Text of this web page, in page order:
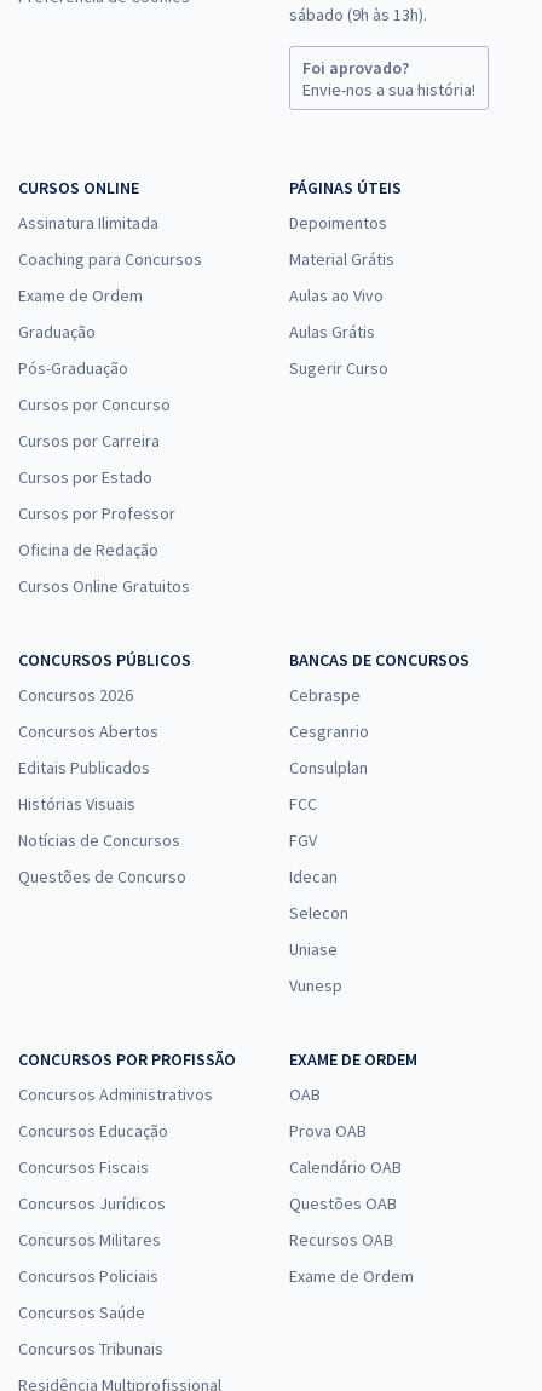
sábado (9h às 13h).
Foi aprovado?
Envie-nos a sua história!
CURSOS ONLINE
Assinatura Ilimitada
Coaching para Concursos
Exame de Ordem
Graduação
Pós-Graduação
Cursos por Concurso
Cursos por Carreira
Cursos por Estado
Cursos por Professor
Oficina de Redação
Cursos Online Gratuitos
PÁGINAS ÚTEIS
Depoimentos
Material Grátis
Aulas ao Vivo
Aulas Grátis
Sugerir Curso
CONCURSOS PÚBLICOS
Concursos 2026
Concursos Abertos
Editais Publicados
Histórias Visuais
Notícias de Concursos
Questões de Concurso
BANCAS DE CONCURSOS
Cebraspe
Cesgranrio
Consulplan
FCC
FGV
Idecan
Selecon
Uniase
Vunesp
CONCURSOS POR PROFISSÃO
Concursos Administrativos
Concursos Educação
Concursos Fiscais
Concursos Jurídicos
Concursos Militares
Concursos Policiais
Concursos Saúde
Concursos Tribunais
Residência Multiprofissional
EXAME DE ORDEM
OAB
Prova OAB
Calendário OAB
Questões OAB
Recursos OAB
Exame de Ordem